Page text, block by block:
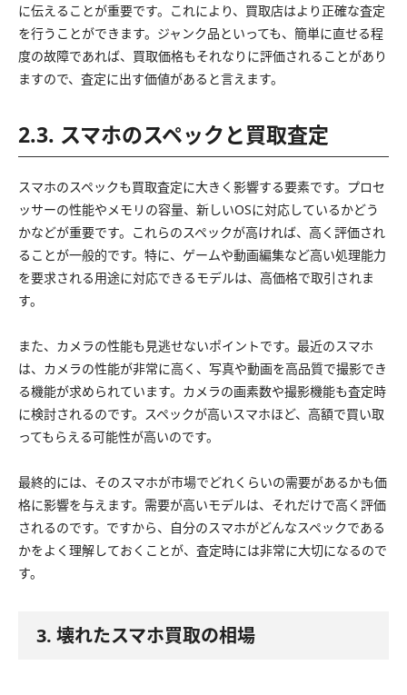
に伝えることが重要です。これにより、買取店はより正確な査定
を行うことができます。ジャンク品といっても、簡単に直せる程
度の故障であれば、買取価格もそれなりに評価されることがあり
ますので、査定に出す価値があると言えます。
2.3. スマホのスペックと買取査定
スマホのスペックも買取査定に大きく影響する要素です。プロセ
ッサーの性能やメモリの容量、新しいOSに対応しているかどう
かなどが重要です。これらのスペックが高ければ、高く評価され
ることが一般的です。特に、ゲームや動画編集など高い処理能力
を要求される用途に対応できるモデルは、高価格で取引されま
す。
また、カメラの性能も見逃せないポイントです。最近のスマホ
は、カメラの性能が非常に高く、写真や動画を高品質で撮影でき
る機能が求められています。カメラの画素数や撮影機能も査定時
に検討されるのです。スペックが高いスマホほど、高額で買い取
ってもらえる可能性が高いのです。
最終的には、そのスマホが市場でどれくらいの需要があるかも価
格に影響を与えます。需要が高いモデルは、それだけで高く評価
されるのです。ですから、自分のスマホがどんなスペックである
かをよく理解しておくことが、査定時には非常に大切になるので
す。
3. 壊れたスマホ買取の相場